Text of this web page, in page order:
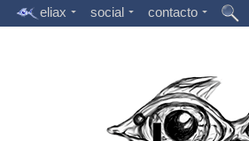
eliax social contacto